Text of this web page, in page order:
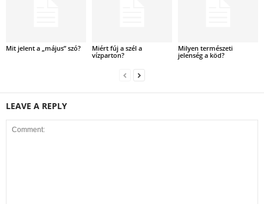
Mit jelent a „május” szó?
Miért fúj a szél a
vízparton?
Milyen természeti
jelenség a köd?
LEAVE A REPLY